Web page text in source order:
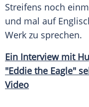
Streifens noch
und mal auf
Werk zu sprechen.
Ein Interview mit
"Eddie the Eagle"
Video